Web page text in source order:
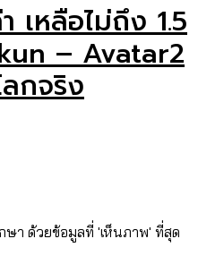
เหลือไม่ถึง 1.5
– Avatar2
กจริง
ษา ด้วยข้อมูลที่ 'เห็นภาพ' ที่สุด